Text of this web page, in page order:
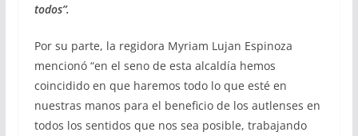
todos”.
Por su parte, la regidora Myriam Lujan Espinoza
mencionó “en el seno de esta alcaldía hemos
coincidido en que haremos todo lo que esté en
nuestras manos para el beneficio de los autlenses en
todos los sentidos que nos sea posible, trabajando